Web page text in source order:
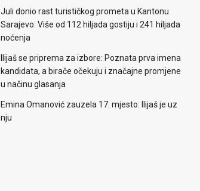
Juli donio rast turističkog prometa u Kantonu
Sarajevo: Više od 112 hiljada gostiju i 241 hiljada
noćenja
Ilijaš se priprema za izbore: Poznata prva imena
kandidata, a birače očekuju i značajne promjene
u načinu glasanja
Emina Omanović zauzela 17. mjesto: Ilijaš je uz
nju